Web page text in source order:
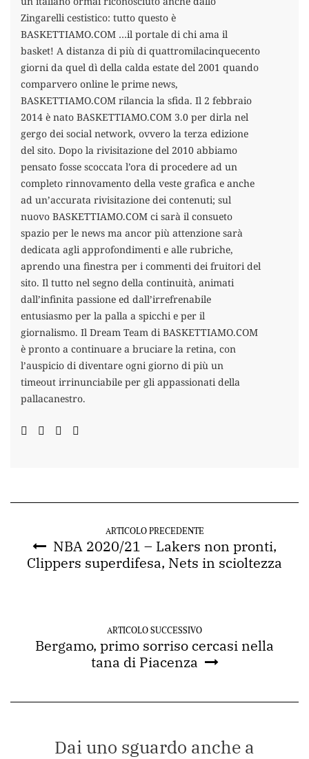
Zingarelli cestistico: tutto questo è
BASKETTIAMO.COM …il portale di chi ama il
basket! A distanza di più di quattromilacinquecento
giorni da quel dì della calda estate del 2001 quando
comparvero online le prime news,
BASKETTIAMO.COM rilancia la sfida. Il 2 febbraio
2014 è nato BASKETTIAMO.COM 3.0 per dirla nel
gergo dei social network, ovvero la terza edizione
del sito. Dopo la rivisitazione del 2010 abbiamo
pensato fosse scoccata l’ora di procedere ad un
completo rinnovamento della veste grafica e anche
ad un’accurata rivisitazione dei contenuti; sul
nuovo BASKETTIAMO.COM ci sarà il consueto
spazio per le news ma ancor più attenzione sarà
dedicata agli approfondimenti e alle rubriche,
aprendo una finestra per i commenti dei fruitori del
sito. Il tutto nel segno della continuità, animati
dall’infinita passione ed dall’irrefrenabile
entusiasmo per la palla a spicchi e per il
giornalismo. Il Dream Team di BASKETTIAMO.COM
è pronto a continuare a bruciare la retina, con
l’auspicio di diventare ogni giorno di più un
timeout irrinunciabile per gli appassionati della
pallacanestro.
ARTICOLO PRECEDENTE
NBA 2020/21 – Lakers non pronti,
Clippers superdifesa, Nets in scioltezza
ARTICOLO SUCCESSIVO
Bergamo, primo sorriso cercasi nella
tana di Piacenza
Dai uno sguardo anche a